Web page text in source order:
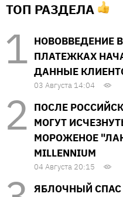
ТОП РАЗДЕЛА
НОВОВВЕДЕНИЕ
ПЛАТЕЖКАХ
ДАННЫЕ
03 Августа 14:04
ПОСЛЕ
МОГУТ
МОРОЖЕНОЕ
MILLENNIUM
04 Августа 20:15
ЯБЛОЧНЫЙ